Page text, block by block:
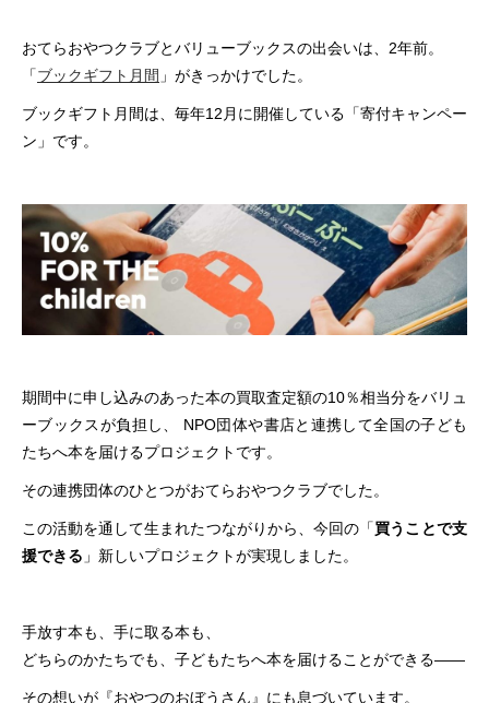
おてらおやつクラブとバリューブックスの出会いは、2年前。
「ブックギフト月間 」がきっかけでした。
ブックギフト月間は、毎年12月に開催している「寄付キャンペー
ン」です。
期間中に申し込みのあった本の買取査定額の10％相当分をバリュ
ーブックスが負担し、 NPO団体や書店と連携して全国の子ども
たちへ本を届けるプロジェクトです。
その連携団体のひとつがおてらおやつクラブでした。
この活動を通して生まれたつながりから、今回の「買うことで支
援できる 」新しいプロジェクトが実現しました。
手放す本も、手に取る本も、
どちらのかたちでも、子どもたちへ本を届けることができる――
その想いが『おやつのおぼうさん』にも息づいています。